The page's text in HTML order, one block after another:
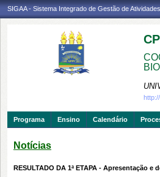
SIGAA - Sistema Integrado de Gestão de
Programa Ensino Calendário
Notícias
RESULTADO DA 1ª ETAPA - Apresentação